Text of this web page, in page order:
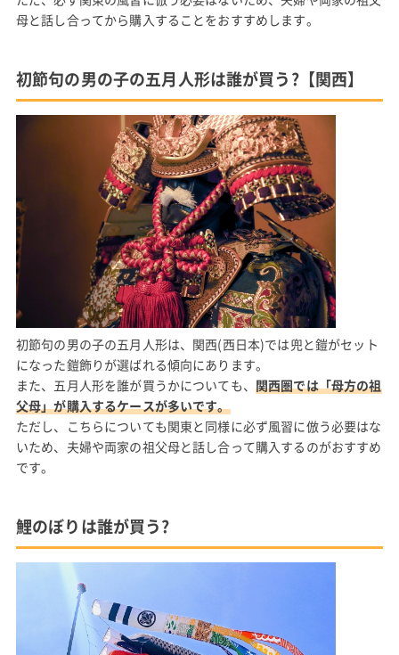
母と話し合ってから購入することをおすすめします。
初節句の男の子の五月人形は誰が買う?【関西】
初節句の男の子の五月人形は、関西(西日本)では兜と鎧がセット
になった鎧飾りが選ばれる傾向にあります。
また、五月人形を誰が買うかについても、 関西圏では「母方の祖
父母」が購入するケースが多いです。
ただし、こちらについても関東と同様に必ず風習に倣う必要はな
いため、夫婦や両家の祖父母と話し合って購入するのがおすすめ
です。
鯉のぼりは誰が買う?